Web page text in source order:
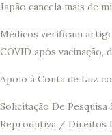
Japão cancela mais de
Médicos verificam
COVID após vacinação,
Apoio à Conta de Luz
Solicitação De Pesquisa
Reprodutiva / Direitos